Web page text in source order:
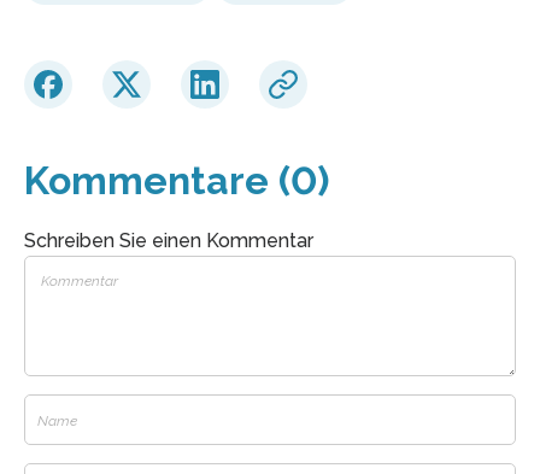
Kommentare (0)
Schreiben Sie einen Kommentar